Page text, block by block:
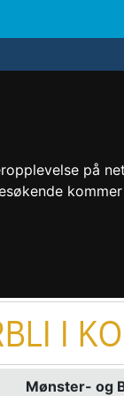
på
I
Mønster- og